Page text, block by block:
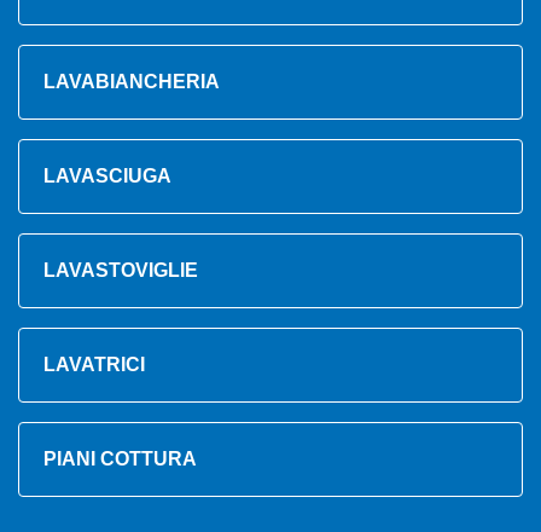
LAVABIANCHERIA
LAVASCIUGA
LAVASTOVIGLIE
LAVATRICI
PIANI COTTURA